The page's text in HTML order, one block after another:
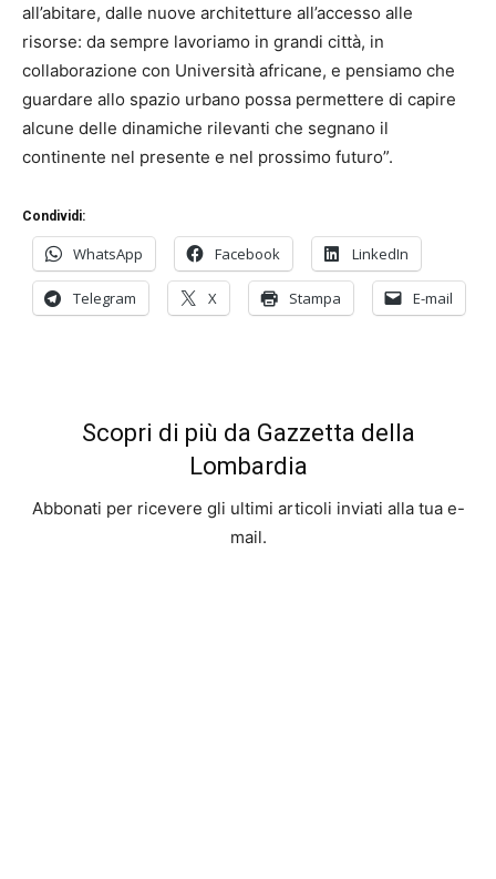
all’abitare, dalle nuove architetture all’accesso alle
risorse: da sempre lavoriamo in grandi città, in
collaborazione con Università africane, e pensiamo che
guardare allo spazio urbano possa permettere di capire
alcune delle dinamiche rilevanti che segnano il
continente nel presente e nel prossimo futuro”.
Condividi:
WhatsApp Facebook LinkedIn
Telegram X Stampa E-mail
Scopri di più da Gazzetta della
Lombardia
Abbonati per ricevere gli ultimi articoli inviati alla tua e-
mail.